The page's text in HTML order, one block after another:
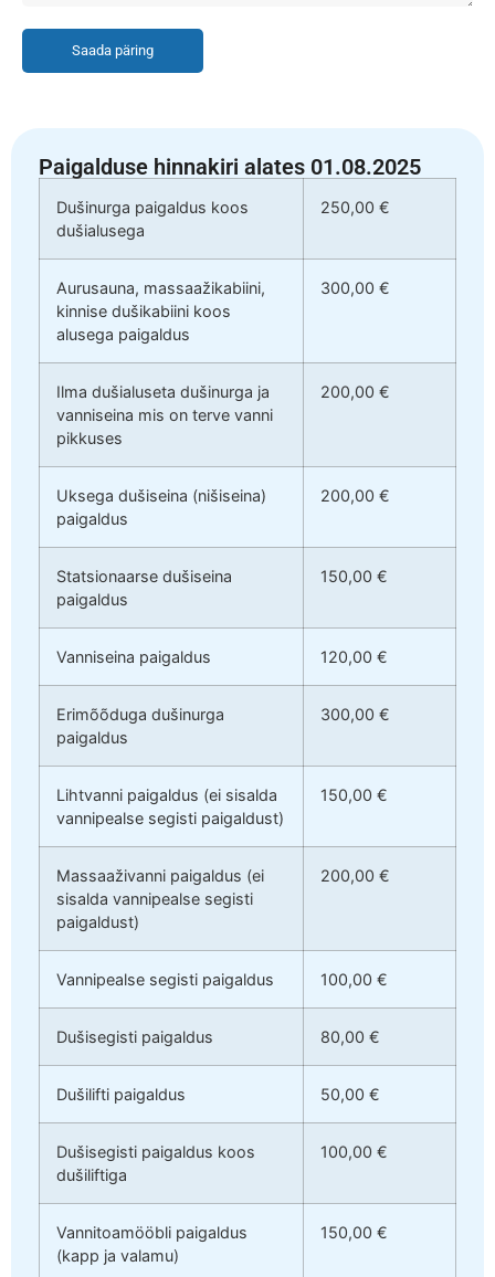
Saada päring
Paigalduse hinnakiri alates 01.08.2025
Dušinurga paigaldus koos
dušialusega
250,00 €
Aurusauna, massaažikabiini,
kinnise dušikabiini koos
alusega paigaldus
300,00 €
Ilma dušialuseta dušinurga ja
vanniseina mis on terve vanni
pikkuses
200,00 €
Uksega dušiseina (nišiseina)
paigaldus
200,00 €
Statsionaarse dušiseina
paigaldus
150,00 €
Vanniseina paigaldus 120,00 €
Erimõõduga dušinurga
paigaldus
300,00 €
Lihtvanni paigaldus (ei sisalda
vannipealse segisti paigaldust)
150,00 €
Massaaživanni paigaldus (ei
sisalda vannipealse segisti
paigaldust)
200,00 €
Vannipealse segisti paigaldus 100,00 €
Dušisegisti paigaldus 80,00 €
Dušilifti paigaldus 50,00 €
Dušisegisti paigaldus koos
dušiliftiga
100,00 €
Vannitoamööbli paigaldus
(kapp ja valamu)
150,00 €